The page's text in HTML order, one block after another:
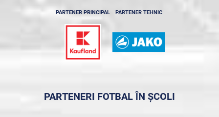
PARTENER PRINCIPAL PARTENER TEHNIC
PARTENERI FOTBAL ÎN ȘCOLI